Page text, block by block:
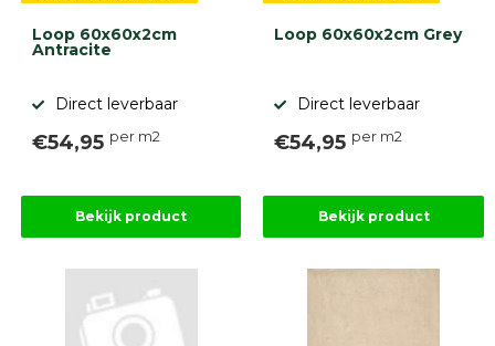
Loop 60x60x2cm
Antracite
Direct leverbaar
€54,95 per m2
Bekijk product
Loop 60x60x2cm Grey
Direct leverbaar
€54,95 per m2
Bekijk product